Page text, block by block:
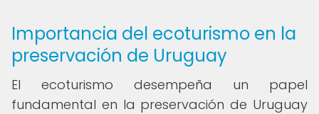
Importancia del ecoturismo en la
preservación de Uruguay
El ecoturismo desempeña un papel
fundamental en la preservación de Uruguay